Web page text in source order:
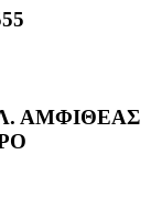
ΑΜΦΙΘΕΑΣ